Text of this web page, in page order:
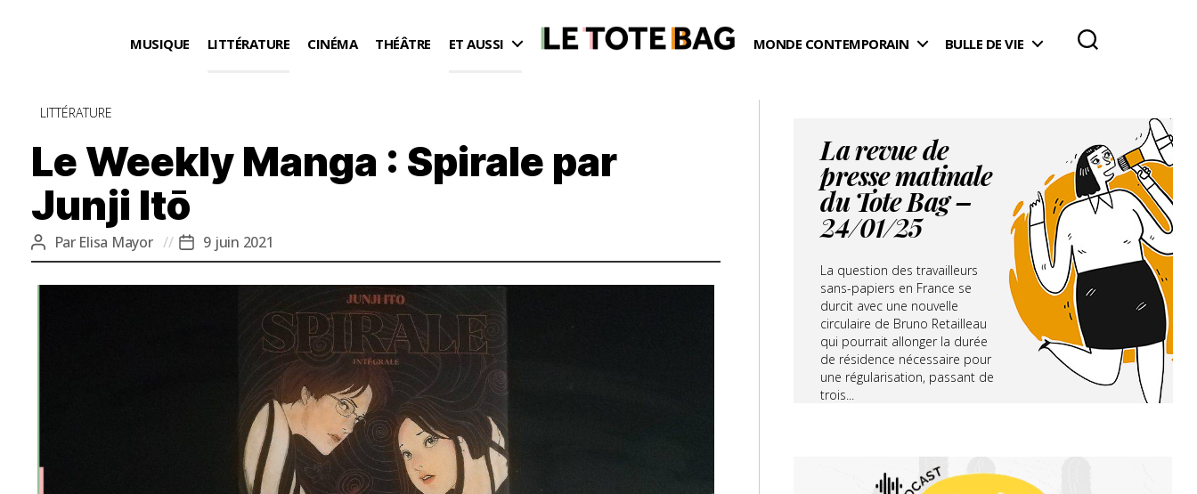
MUSIQUE LITTÉRATURE CINÉMA THÉÂTRE ET AUSSI MONDE CONTEMPORAIN BULLE DE VIE
Catégories
LITTÉRATURE
Le Weekly Manga : Spirale par
Junji Itō
Auteur
de
l’article
Par Elisa Mayor
Date
de
l’article
9 juin 2021
La revue de
presse matinale
du Tote Bag –
24/01/25
La question des travailleurs
sans-papiers en France se
durcit avec une nouvelle
circulaire de Bruno Retailleau
qui pourrait allonger la durée
de résidence nécessaire pour
une régularisation, passant de
trois...